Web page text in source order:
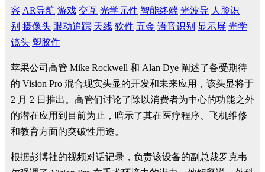
容 AR导航 游戏 交互 光学元件 智能终端 光波导 人脸识
别 摄像头 眼动追踪 天线 软件 五金 语音识别 显示屏 光学
镜头 塑胶件
苹果公司高管 Mike Rockwell 和 Alan Dye 阐述了备受期待
的 Vision Pro 混合现实头显的开发和未来应用，该头显将于
2 月 2 日推出。高管们讨论了除以消费者为中心的功能之外
的潜在应用到目前为止，暗示了其在医疗程序、飞机维修
和教育方面的突破性用途。
根据彭博社的视频对话记录，负责该设备的副总裁罗克韦